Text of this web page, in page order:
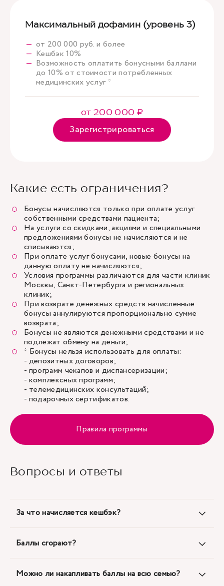
Максимальный дофамин (уровень 3)
от 200 000 руб. и более
Кешбэк 10%
Возможность оплатить бонусными баллами
до 10% от стоимости потребленных
медицинских услуг *
от 200 000 ₽
Зарегистрироваться
Какие есть ограничения?
Бонусы начисляются только при оплате услуг
собственными средствами пациента;
На услуги со скидками, акциями и специальными
предложениями бонусы не начисляются и не
списываются;
При оплате услуг бонусами, новые бонусы на
данную оплату не начисляются;
Условия программы различаются для части клиник
Москвы, Санкт-Петербурга и региональных
клиник;
При возврате денежных средств начисленные
бонусы аннулируются пропорционально сумме
возврата;
Бонусы не являются денежными средствами и не
подлежат обмену на деньги;
* Бонусы нельзя использовать для оплаты:
- депозитных договоров;
- программ чекапов и диспансеризации;
- комплексных программ;
- телемедицинских консультаций;
- подарочных сертификатов.
Правила программы
Вопросы и ответы
За что начисляется кешбэк?
Баллы сгорают?
Можно ли накапливать баллы на всю семью?